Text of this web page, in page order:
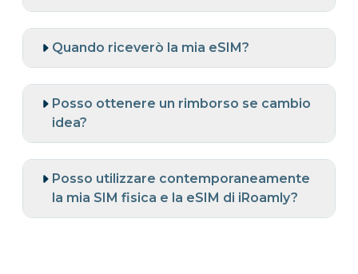
Quando riceverò la mia eSIM?
Posso ottenere un rimborso se cambio
idea?
Posso utilizzare contemporaneamente
la mia SIM fisica e la eSIM di iRoamly?